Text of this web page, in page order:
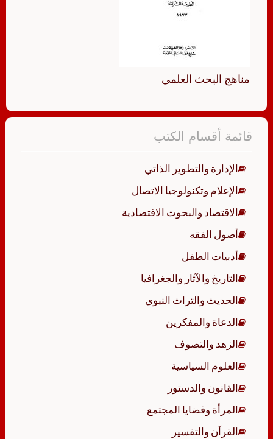
مناهج البحث العلمي
قائمة أقسام الكتب
الإدارة والتطوير الذاتي
الإعلام وتكنولوجيا الاتصال
الاقتصاد والبحوث الاقتصادية
أصول الفقه
أدبيات الطفل
التاريخ والآثار والجغرافيا
الحديث والتراث النبوي
الدعاة والمفكرين
الزهد والتصوف
العلوم السياسية
القانون والدستور
المرأة وقضايا المجتمع
القرآن والتفسير